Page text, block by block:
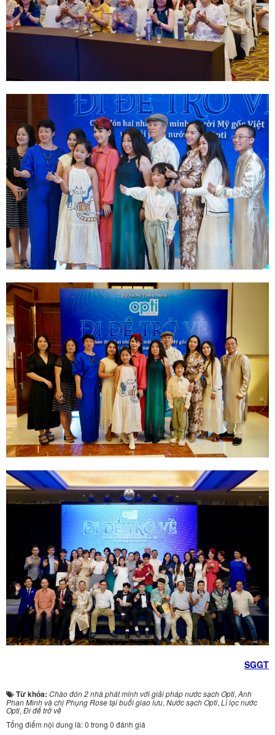
SGGT
Từ khóa: Chào đón 2 nhà phát minh với giải pháp nước sạch Opti, Anh
Phan Minh và chị Phụng Rose tại buổi giao lưu, Nước sạch Opti, Lỉ lọc nước
Opti, Đi để trở về
Tổng điểm nội dung là: 0 trong 0 đánh giá